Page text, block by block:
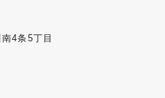
4条5丁目